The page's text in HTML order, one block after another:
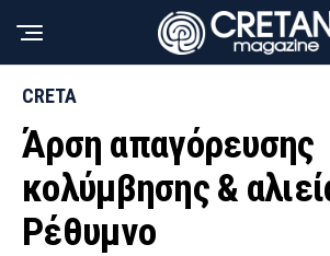
CRETA
Άρση απαγόρευσης
κολύμβησης &
Ρέθυμνο